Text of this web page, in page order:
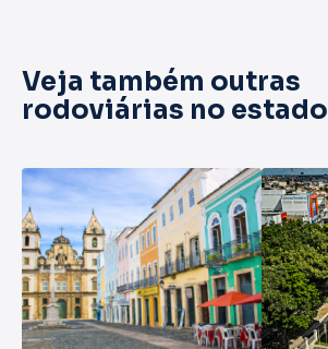
Veja também outras
rodoviárias no estado